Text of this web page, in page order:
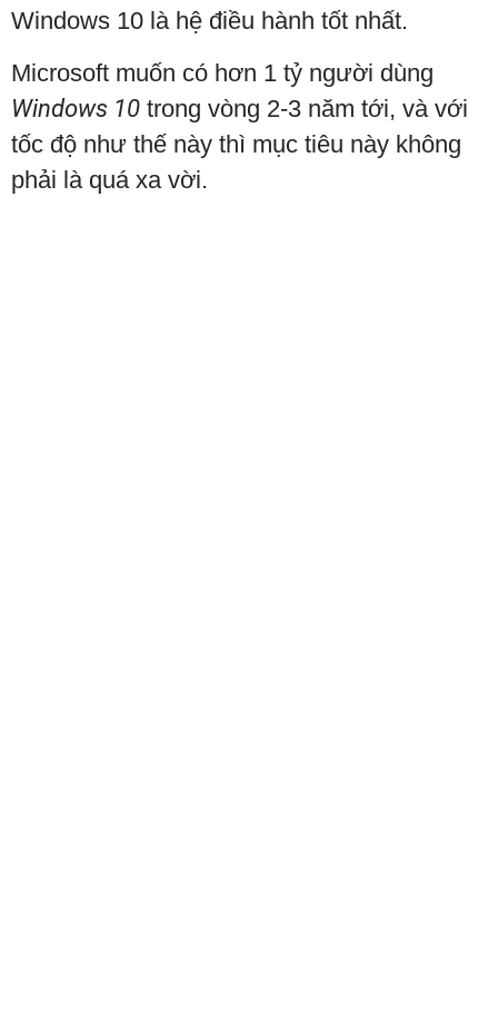
Windows 10 là hệ điều hành tốt nhất.
Microsoft muốn có hơn 1 tỷ người dùng
Windows 10 trong vòng 2-3 năm tới, và với
tốc độ như thế này thì mục tiêu này không
phải là quá xa vời.